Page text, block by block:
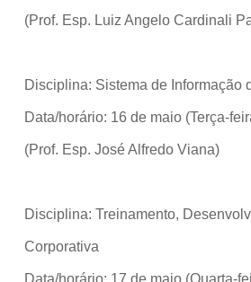
(Prof. Esp. Luiz Angelo Cardinali
Disciplina: Sistema de Informação
Data/horário: 16 de maio (Terça-
(Prof. Esp. José Alfredo Viana)
Disciplina: Treinamento,
Corporativa
Data/horário: 17 de maio (Quarta-